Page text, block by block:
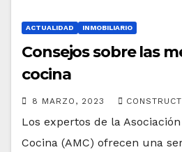
ACTUALIDAD INMOBILIARIO
Consejos sobre las
cocina
8 MARZO, 2023
Los expertos de la
Cocina (AMC) ofrecen una